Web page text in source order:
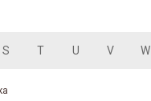
S T U V W